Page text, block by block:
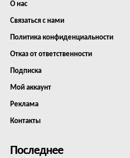
О нас
Связаться с нами
Политика конфиденциальности
Отказ от ответственности
Подписка
Мой аккаунт
Реклама
Контакты
Последнее